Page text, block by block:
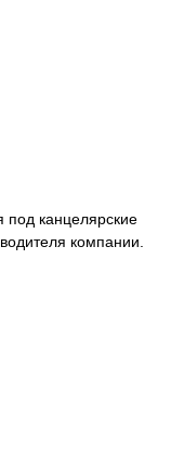
под канцелярские
компании.